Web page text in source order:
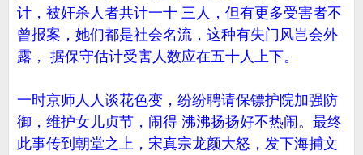
计，被奸杀人者共计一十 三人，但有更多受害者不
曾报案，她们都是社会名流，这种有失门风岂会外
露， 据保守估计受害人数应在五十人上下。
一时京师人人谈花色变，纷纷聘请保镖护院加强防
御，维护女儿贞节，闹得 沸沸扬扬好不热闹。最终
此事传到朝堂之上，宋真宗龙颜大怒，发下海捕文